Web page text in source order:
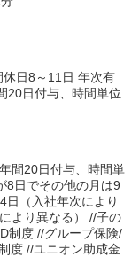
日8～11日 年次有
20日付与、時間単位
間20日付与、時間単
8日でその他の月は9
（入社年次により
より異なる） //子の
制度 //グループ保険/
度 //ユニオン助成金